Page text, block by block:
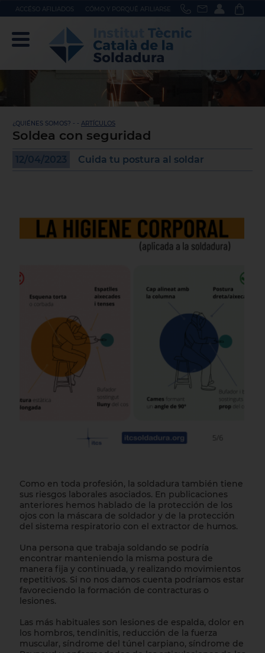
ACCÉSO AFILIADOS CÓMO Y PORQUÉ AFILIARSE
¿QUIÉNES SOMOS? - - ARTÍCULOS
Soldea con seguridad
12/04/2023 Cuida tu postura al soldar
Como en toda profesión, la soldadura también tiene
sus riesgos laborales asociados. En publicaciones
anteriores hemos hablado de la protección de los
ojos con la máscara de soldador y de la protección
del sistema respiratorio con el extractor de humos.
Una persona que trabaja soldando se podría
encontrar manteniendo la misma postura de
manera fija y continuada, y realizando movimientos
repetitivos. Si no nos damos cuenta podríamos estar
favoreciendo la formación de contracturas o
lesiones.
Las más habituales son lesiones de espalda, dolor en
los hombros, tendinitis, reducción de la fuerza
muscular, síndrome del túnel carpiano, síndrome de